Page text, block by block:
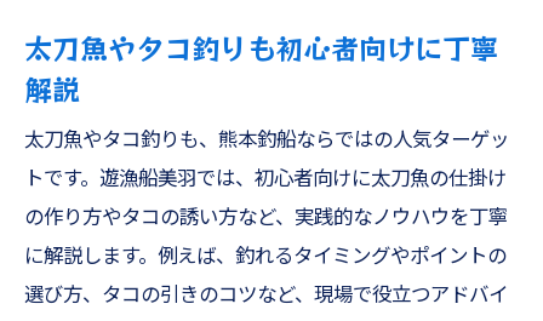
太刀魚やタコ釣りも初心者向けに丁寧
解説
太刀魚やタコ釣りも、熊本釣船ならではの人気ターゲッ
トです。遊漁船美羽では、初心者向けに太刀魚の仕掛け
の作り方やタコの誘い方など、実践的なノウハウを丁寧
に解説します。例えば、釣れるタイミングやポイントの
選び方、タコの引きのコツなど、現場で役立つアドバイ